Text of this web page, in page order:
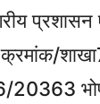
प्रशासन
क्रमांक/
20363